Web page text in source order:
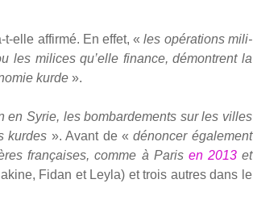
elle affir­mé. En effet, «les opé­ra­tions mili­
les milices qu’elle finance, démontrent la
kurde».
en Syrie, les bom­bar­de­ments sur les villes
kurdes ». Avant de «dénon­cer éga­le­ment
fran­çaises, comme à Paris en 2013et
Fidan et Ley­la) et trois autres dans le